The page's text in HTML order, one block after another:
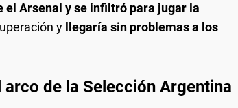
el Arsenal y se infiltró para jugar la
y
llegaría sin problemas a los
de la Selección Argentina